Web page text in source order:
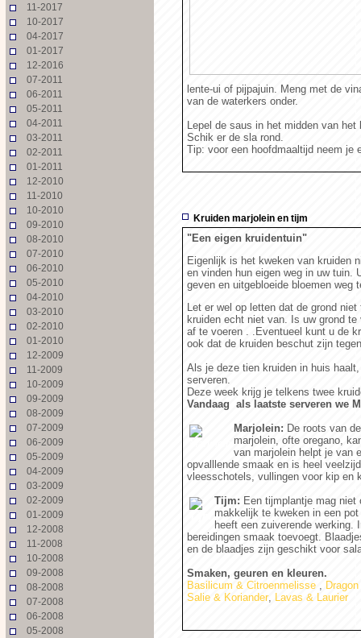
11-2017
10-2017
04-2017
01-2017
12-2016
07-2011
06-2011
05-2011
04-2011
03-2011
02-2011
01-2011
12-2010
11-2010
10-2010
09-2010
08-2010
07-2010
06-2010
05-2010
04-2010
03-2010
02-2010
01-2010
12-2009
11-2009
10-2009
09-2009
08-2009
07-2009
06-2009
05-2009
04-2009
03-2009
02-2009
01-2009
12-2008
11-2008
10-2008
09-2008
08-2008
07-2008
06-2008
05-2008
lente-ui of pijpajuin. Meng met de
van de waterkers onder.
Lepel de saus in het midden van het
Schik er de sla rond.
Tip: voor een hoofdmaaltijd neem je
Kruiden marjolein en tijm
"Een eigen kruidentuin"
Eigenlijk is het kweken van kruiden
en vinden hun eigen weg in uw tuin.
geven en uitgebloeide bloemen weg
Let er wel op letten dat de grond
kruiden echt niet van. Is uw grond
af te voeren . .Eventueel kunt u de
ook dat de kruiden beschut zijn
Als je deze tien kruiden in huis
serveren.
Deze week krijg je telkens twee
Vandaag als laatste serveren we
Marjolein: De roots van
marjolein, ofte oregano,
van marjolein helpt je van
opvalllende smaak en is heel
vleesschotels, vullingen voor kip
Tijm: Een tijmplantje mag niet
makkelijk te kweken in een
heeft een zuiverende werking.
bereidingen smaak toevoegt.
en de blaadjes zijn geschikt voor
Smaken, geuren en kleuren.
Basilicum & Citroenmelisse
Salie & Koriander, Lavas & Laurier